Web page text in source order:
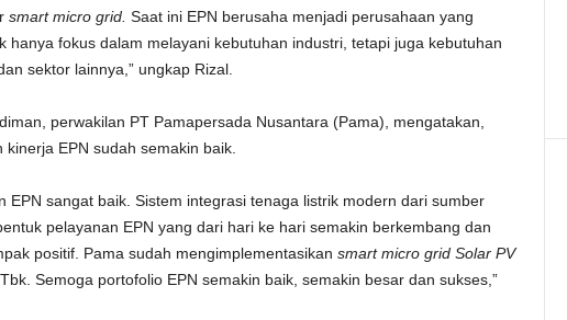
smart micro grid. Saat ini EPN berusaha menjadi perusahaan yang
hanya fokus dalam melayani kebutuhan industri, tetapi juga kebutuhan
sektor lainnya,” ungkap Rizal.
perwakilan PT Pamapersada Nusantara (Pama), mengatakan,
EPN sudah semakin baik.
EPN sangat baik. Sistem integrasi tenaga listrik modern dari sumber
pelayanan EPN yang dari hari ke hari semakin berkembang dan
positif. Pama sudah mengimplementasikan smart micro grid Solar PV
Semoga portofolio EPN semakin baik, semakin besar dan sukses,”